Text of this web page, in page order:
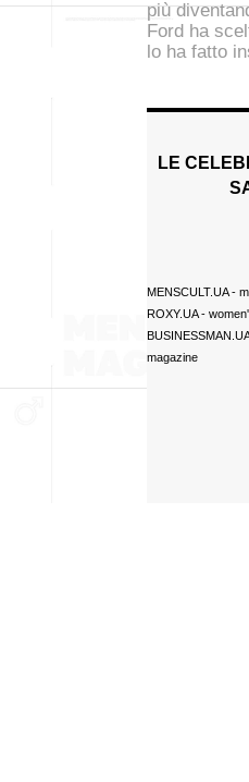
più
Ford ha
lo ha fatto
LE
MENSCULT.UA-
ROXY.UA-
magazine